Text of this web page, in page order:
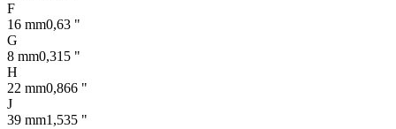
F
16 mm0,63 "
G
8 mm0,315 "
H
22 mm0,866 "
J
39 mm1,535 "